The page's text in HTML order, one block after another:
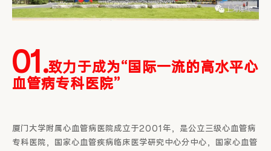
01.致力于成为“国际一流的高水平心
血管病专科医院”
厦门大学附属心血管病医院成立于2001年，是公立三级心血管病
专科医院，国家心血管疾病临床医学研究中心分中心，国家心血管